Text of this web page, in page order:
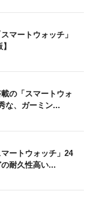
マートウォッチ」
の「スマートウォ
な、ガーミン...
ートウォッチ」24
耐久性高い...